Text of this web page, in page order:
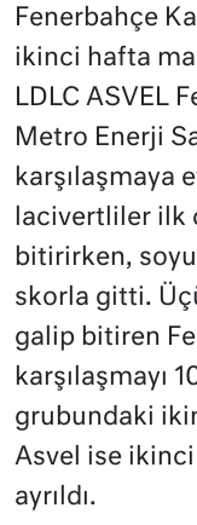
Fenerbahçe
ikinci hafta
LDLC ASVEL
Metro Enerji
karşılaşmaya
lacivertliler ilk
bitirirken,
skorla gitti.
galip bitiren
karşılaşmayı
grubundaki
Asvel ise
ayrıldı.